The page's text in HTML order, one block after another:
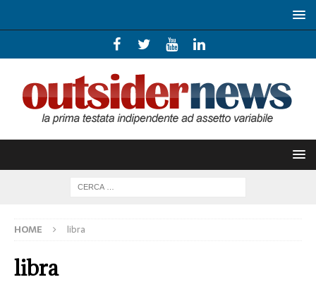
HOME libra
libra